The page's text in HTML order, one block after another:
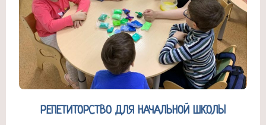
РЕПЕТИТОРСТВО ДЛЯ НАЧАЛЬНОЙ ШКОЛЫ